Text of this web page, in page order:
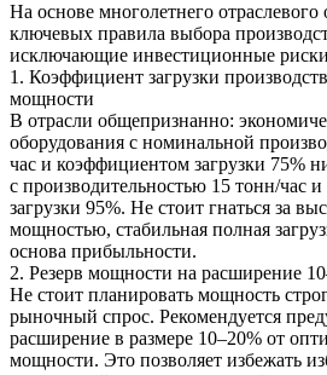
На основе многолетнего
ключевых правила выбора
исключающие инвестиционные
1. Коэффициент загрузки
мощности
В отрасли общепризнанно:
оборудования с номинальной
час и коэффициентом загрузки 75%
с производительностью 15 тонн/час
загрузки 95%. Не стоит гнаться за
мощностью, стабильная полная
основа прибыльности.
2. Резерв мощности на расширение
Не стоит планировать мощность
рыночный спрос. Рекомендуется
расширение в размере 10–20% от
мощности. Это позволяет избежать